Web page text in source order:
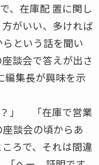
、在庫配 置に関し
がいい、多ければ
という話を聞い
談会で答えが出さ
集長が興味を示
？」 「在庫で営業
談会の頃からあ
ろで、それは間違